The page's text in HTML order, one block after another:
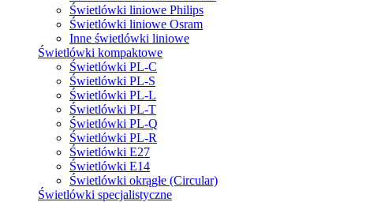
Świetlówki liniowe Philips
Świetlówki liniowe Osram
Inne świetlówki liniowe
Świetlówki kompaktowe
Świetlówki PL-C
Świetlówki PL-S
Świetlówki PL-L
Świetlówki PL-T
Świetlówki PL-Q
Świetlówki PL-R
Świetlówki E27
Świetlówki E14
Świetlówki okrągłe (Circular)
Świetlówki specjalistyczne